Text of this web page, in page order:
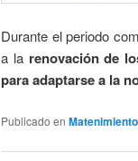
Durante el periodo
a la renovación de
para adaptarse a la
Publicado en Matenimiento